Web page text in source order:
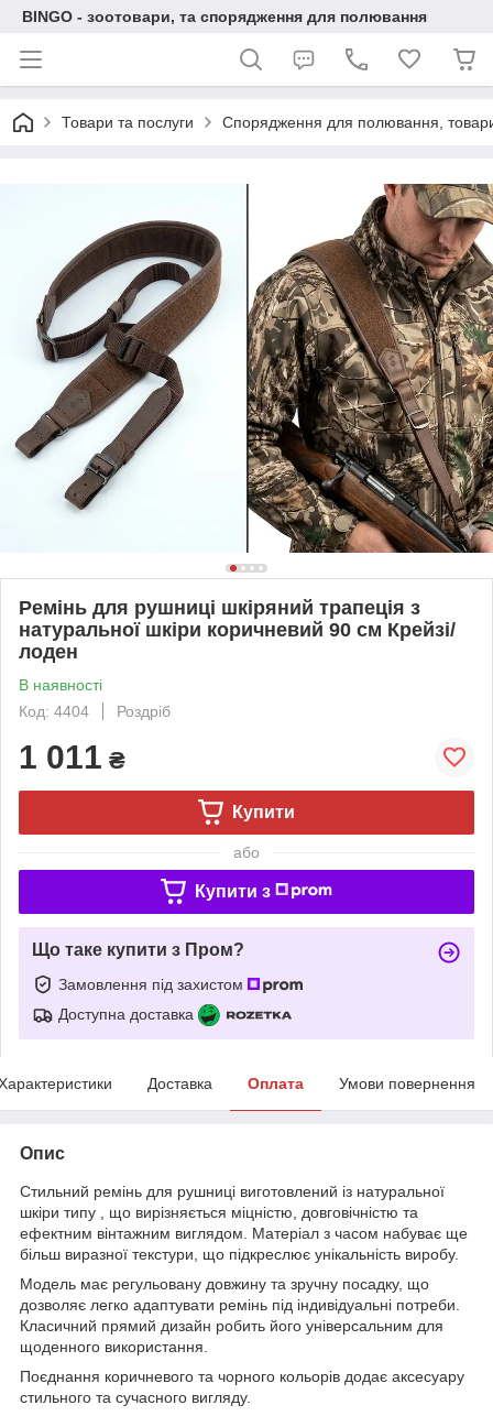
BINGO - зоотовари, та спорядження для полювання
Товари та послуги Спорядження для полювання,
Ремінь для рушниці шкіряний трапеція з
натуральної шкіри коричневий 90 см Крейзі/
лоден
В наявності
Код: 4404
Роздріб
1 011 ₴
Купити
або
Купити з
Що таке купити з Пром?
Замовлення під захистом
Доступна доставка
Доставка Оплата Умови повернення
Опис
Стильний ремінь для рушниці виготовлений із натуральної
шкіри типу , що вирізняється міцністю, довговічністю та
ефектним вінтажним виглядом. Матеріал з часом набуває ще
більш виразної текстури, що підкреслює унікальність виробу.
Модель має регульовану довжину та зручну посадку, що
дозволяє легко адаптувати ремінь під індивідуальні потреби.
Класичний прямий дизайн робить його універсальним для
щоденного використання.
Поєднання коричневого та чорного кольорів додає аксесуару
стильного та сучасного вигляду.